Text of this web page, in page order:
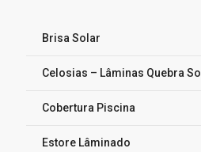
Brisa Solar
Celosias – Lâminas Quebra Sol
Cobertura Piscina
Estore Lâminado